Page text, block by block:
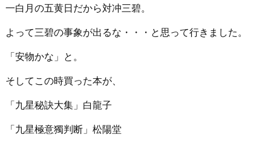
一白月の五黄日だから対冲三碧。
よって三碧の事象が出るな・・・と思って行きました。
「安物かな」と。
そしてこの時買った本が、
「九星秘訣大集」白龍子
「九星極意獨判断」松陽堂